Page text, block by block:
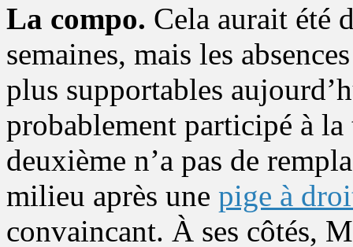
La compo. Cela aurait été
semaines, mais les
plus supportables
probablement participé à
deuxième n’a pas de
milieu après une pige à
convaincant. À ses côtés,